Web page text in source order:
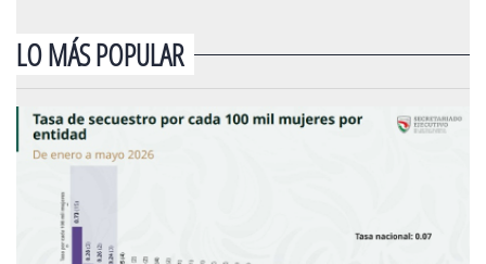
LO MÁS POPULAR